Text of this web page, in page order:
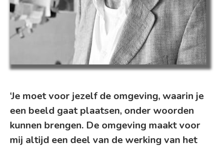
‘Je moet voor jezelf de omgeving, waarin je
een beeld gaat plaatsen, onder woorden
kunnen brengen. De omgeving maakt voor
mij altijd een deel van de werking van het